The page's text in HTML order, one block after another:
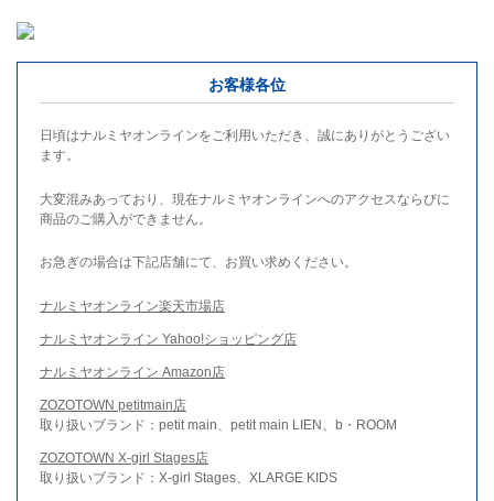
お客様各位
日頃はナルミヤオンラインをご利用いただき、誠にありがとうござい
ます。
大変混みあっており、現在ナルミヤオンラインへのアクセスならびに
商品のご購入ができません。
お急ぎの場合は下記店舗にて、お買い求めください。
ナルミヤオンライン楽天市場店
ナルミヤオンライン Yahoo!ショッピング店
ナルミヤオンライン Amazon店
ZOZOTOWN petitmain店
取り扱いブランド：petit main、petit main LIEN、b・ROOM
ZOZOTOWN X-girl Stages店
取り扱いブランド：X-girl Stages、XLARGE KIDS